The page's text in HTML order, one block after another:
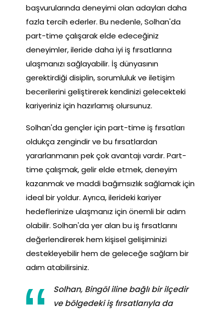
başvurularında deneyimi olan adayları daha
fazla tercih ederler. Bu nedenle, Solhan'da
part-time çalışarak elde edeceğiniz
deneyimler, ileride daha iyi iş fırsatlarına
ulaşmanızı sağlayabilir. İş dünyasının
gerektirdiği disiplin, sorumluluk ve iletişim
becerilerini geliştirerek kendinizi gelecekteki
kariyeriniz için hazırlamış olursunuz.
Solhan'da gençler için part-time iş fırsatları
oldukça zengindir ve bu fırsatlardan
yararlanmanın pek çok avantajı vardır. Part-
time çalışmak, gelir elde etmek, deneyim
kazanmak ve maddi bağımsızlık sağlamak için
ideal bir yoldur. Ayrıca, ilerideki kariyer
hedeflerinize ulaşmanız için önemli bir adım
olabilir. Solhan'da yer alan bu iş fırsatlarını
değerlendirerek hem kişisel gelişiminizi
destekleyebilir hem de geleceğe sağlam bir
adım atabilirsiniz.
Solhan, Bingöl iline bağlı bir ilçedir
ve bölgedeki iş fırsatlarıyla da